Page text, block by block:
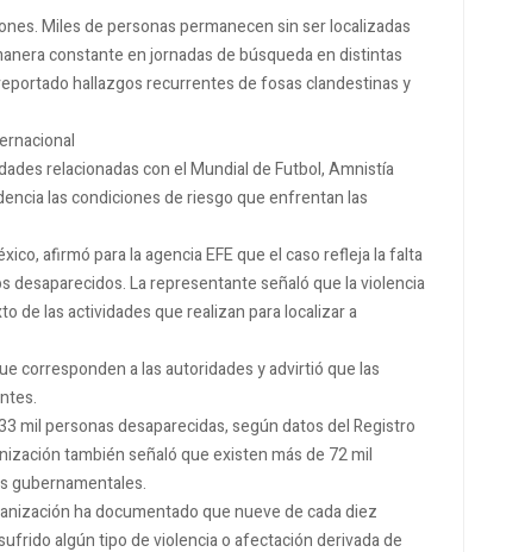
Miles de personas permanecen sin ser localizadas
constante en jornadas de búsqueda en distintas
hallazgos recurrentes de fosas clandestinas y
relacionadas con el Mundial de Futbol, Amnistía
las condiciones de riesgo que enfrentan las
afirmó para la agencia EFE que el caso refleja la falta
desaparecidos. La representante señaló que la violencia
de las actividades que realizan para localizar a
corresponden a las autoridades y advirtió que las
mil personas desaparecidas, según datos del Registro
también señaló que existen más de 72 mil
gubernamentales.
ha documentado que nueve de cada diez
algún tipo de violencia o afectación derivada de